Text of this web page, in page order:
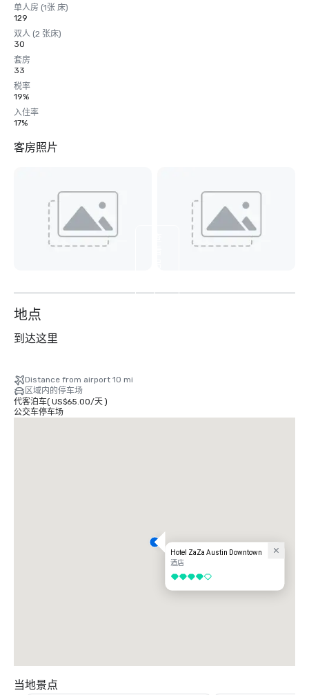
单人房 (1张 床)
129
双人 (2 张床)
30
套房
33
税率
19%
入住率
17%
客房照片
7
地点
到达这里
Distance from airport 10 mi
区域内的停车场
代客泊车( US$65.00/天)
公交车停车场
Hotel ZaZa Austin Downtown
酒店
4/5
当地景点